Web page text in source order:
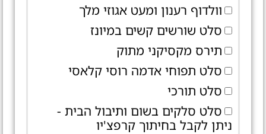
וולדוף רענון ומעט אגוזי מלך
סלט שורשים קשים במיונז
תירס מקסיקני מתוק
סלט תפוחי אדמה רוסי קלאסי
סלט תורכי
סלט סלקים בשום ותיבול הבית -
ניתן לקבל בחיתוך קרפצ'יו